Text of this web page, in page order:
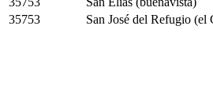
35753
San José del Refugio (el